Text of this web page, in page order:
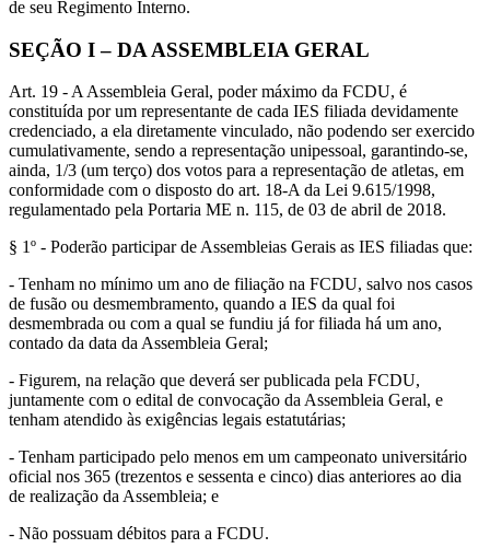
de seu Regimento Interno.
SEÇÃO I – DA ASSEMBLEIA GERAL
Art. 19 - A Assembleia Geral, poder máximo da FCDU, é
constituída por um representante de cada IES filiada devidamente
credenciado, a ela diretamente vinculado, não podendo ser exercido
cumulativamente, sendo a representação unipessoal, garantindo-se,
ainda, 1/3 (um terço) dos votos para a representação de atletas, em
conformidade com o disposto do art. 18-A da Lei 9.615/1998,
regulamentado pela Portaria ME n. 115, de 03 de abril de 2018.
§ 1º - Poderão participar de Assembleias Gerais as IES filiadas que:
- Tenham no mínimo um ano de filiação na FCDU, salvo nos casos
de fusão ou desmembramento, quando a IES da qual foi
desmembrada ou com a qual se fundiu já for filiada há um ano,
contado da data da Assembleia Geral;
- Figurem, na relação que deverá ser publicada pela FCDU,
juntamente com o edital de convocação da Assembleia Geral, e
tenham atendido às exigências legais estatutárias;
- Tenham participado pelo menos em um campeonato universitário
oficial nos 365 (trezentos e sessenta e cinco) dias anteriores ao dia
de realização da Assembleia; e
- Não possuam débitos para a FCDU.